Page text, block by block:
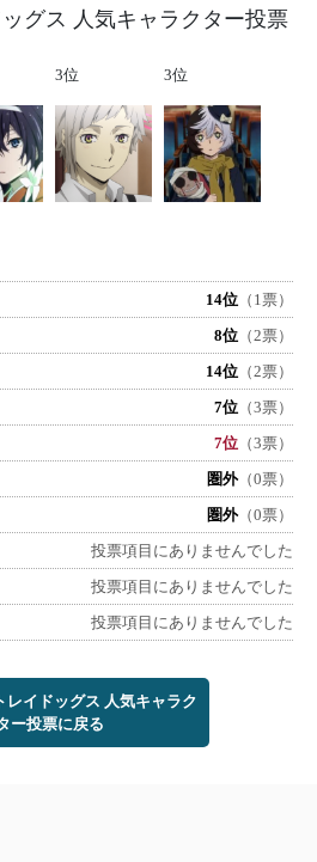
グス 人気キャラクター投票
3位 3位
14位 （1票）
8位 （2票）
14位 （2票）
7位 （3票）
7位 （3票）
圏外（0票）
圏外（0票）
投票項目にありませんでした
投票項目にありませんでした
投票項目にありませんでした
レイドッグス 人気キャラク
ー投票に戻る